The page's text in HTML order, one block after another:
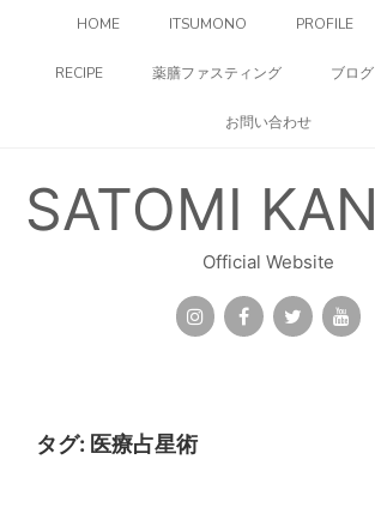
HOME ITSUMONO PROFILE
RECIPE 薬膳ファスティング ブログ
お問い合わせ
SATOMI
Official Website
タグ: 医療占星術